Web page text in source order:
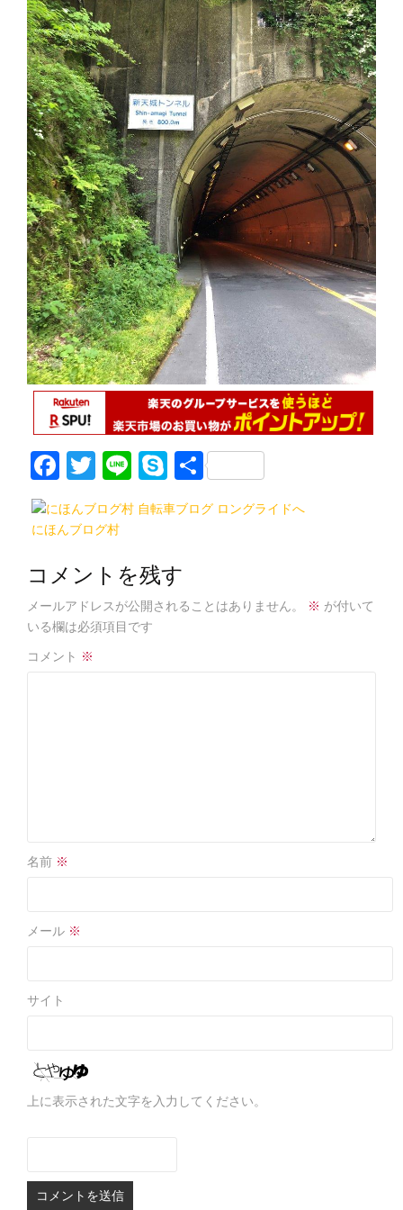
F
a
c
b
o
o
k
T
w
itt
Li
n
e
S
k
y
e
共
有
にほんブログ村
コメントを残す
メールアドレスが公開されることはありません。 ※ が付いて
いる欄は必須項目です
コメント ※
名前 ※
メール ※
サイト
上に表示された文字を入力してください。